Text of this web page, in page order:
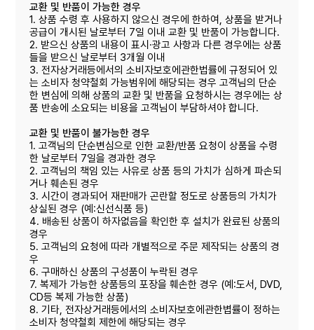
교환 및 반품이 가능한 경우
1. 상품 수령 후 사용하지 않으신 경우에 한하여, 상품을 받거나
공급이 개시된 날로부터 7일 이내 교환 및 반품이 가능합니다.
2. 받으신 상품의 내용이 표시·광고 사항과 다른 경우에는 상품
들을 받으신 날로부터 3개월 이내
3. 전자상거래등에서의 소비자보호에관한법률에 규정되어 있
는 소비자 청약철회 가능범위에 해당되는 경우 고객님의 단순
한 변심에 의해 상품의 교환 및 반품을 요청하시는 경우에는 상
품 반송에 소요되는 비용을 고객님이 부담하셔야 합니다.
교환 및 반품이 불가능한 경우
1. 고객님의 단순변심으로 인한 교환/반품 요청이 상품을 수령
한 날로부터 7일을 경과한 경우
2. 고객님의 책임 있는 사유로 상품 등의 가치가 심하게 파손되
거나 훼손된 경우
3. 시간이 경과되어 재판매가 곤란할 정도로 상품등의 가치가
상실된 경우 (예:신선식품 등)
4. 배송된 상품이 하자없음을 확인한 후 설치가 완료된 상품의
경우
5. 고객님의 요청에 따라 개별적으로 주문 제작되는 상품의 경
우
6. 구매하신 상품의 구성품이 누락된 경우
7. 복제가 가능한 상품등의 포장을 훼손한 경우 (예:도서, DVD,
CD등 복제 가능한 상품)
8. 기타, 전자상거래등에서의 소비자보호에관한볍률이 정하는
소비자 청약철회 제한에 해당되는 경우